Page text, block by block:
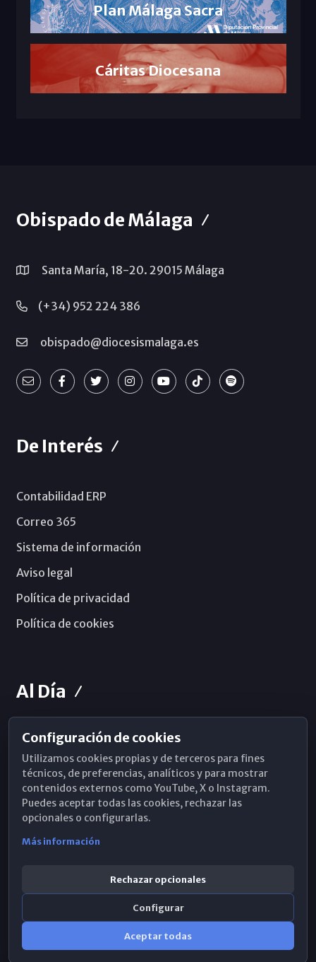
Plan Málaga Sacra
Cáritas Diocesana
Obispado de Málaga
Santa María, 18-20. 29015 Málaga
(+34) 952 224 386
obispado@diocesismalaga.es
De Interés
Contabilidad ERP
Correo 365
Sistema de información
Aviso legal
Política de privacidad
Política de cookies
Al Día
Horarios de Misa
Hemeroteca
WhatsApp
Configuración de cookies
Utilizamos cookies propias y de terceros para fines
técnicos, de preferencias, analíticos y para mostrar
contenidos externos como YouTube, X o Instagram.
Puedes aceptar todas las cookies, rechazar las
opcionales o configurarlas.
Más información
Rechazar opcionales
Configurar
Aceptar todas